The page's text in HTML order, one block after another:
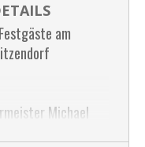
am
Michael